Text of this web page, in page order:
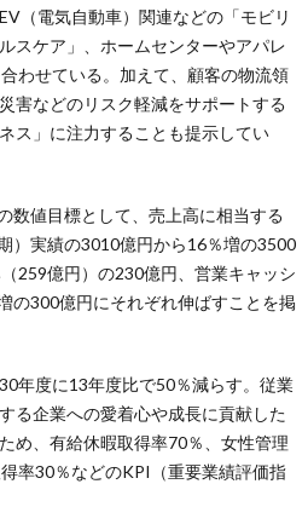
（電気自動車）関連などの「モビリ
スケア」、ホームセンターやアパレ
わせている。加えて、顧客の物流領
害などのリスク軽減をサポートする
ス」に注力することも提示してい
数値目標として、売上高に相当する
）実績の3010億円から16％増の3500
259億円）の230億円、営業キャッシ
の300億円にそれぞれ伸ばすことを掲
年度に13年度比で50％減らす。従業
る企業への愛着心や成長に貢献した
め、有給休暇取得率70％、女性管理
率30％などのKPI（重要業績評価指